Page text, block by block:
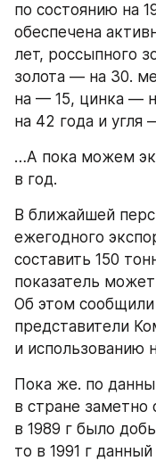
по состоянию на
обеспечена
лет, россыпного
золота — на 30.
на — 15, цинка —
на 42 года и угля
…А пока можем
в год.
В ближайшей
ежегодного
составить 150
показатель может
Об этом
представители
и использованию
Пока же. по
в стране заметно
в 1989 г было
то в 1991 г